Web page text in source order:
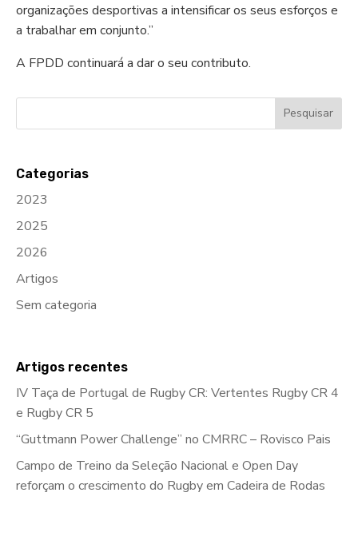
organizações desportivas a intensificar os seus esforços e
a trabalhar em conjunto.”
A FPDD continuará a dar o seu contributo.
Categorias
2023
2025
2026
Artigos
Sem categoria
Artigos recentes
IV Taça de Portugal de Rugby CR: Vertentes Rugby CR 4
e Rugby CR 5
“Guttmann Power Challenge” no CMRRC – Rovisco Pais
Campo de Treino da Seleção Nacional e Open Day
reforçam o crescimento do Rugby em Cadeira de Rodas